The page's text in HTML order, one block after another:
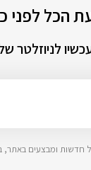
הכל לפני
לניוזלטר
על חדשות ומבצעים